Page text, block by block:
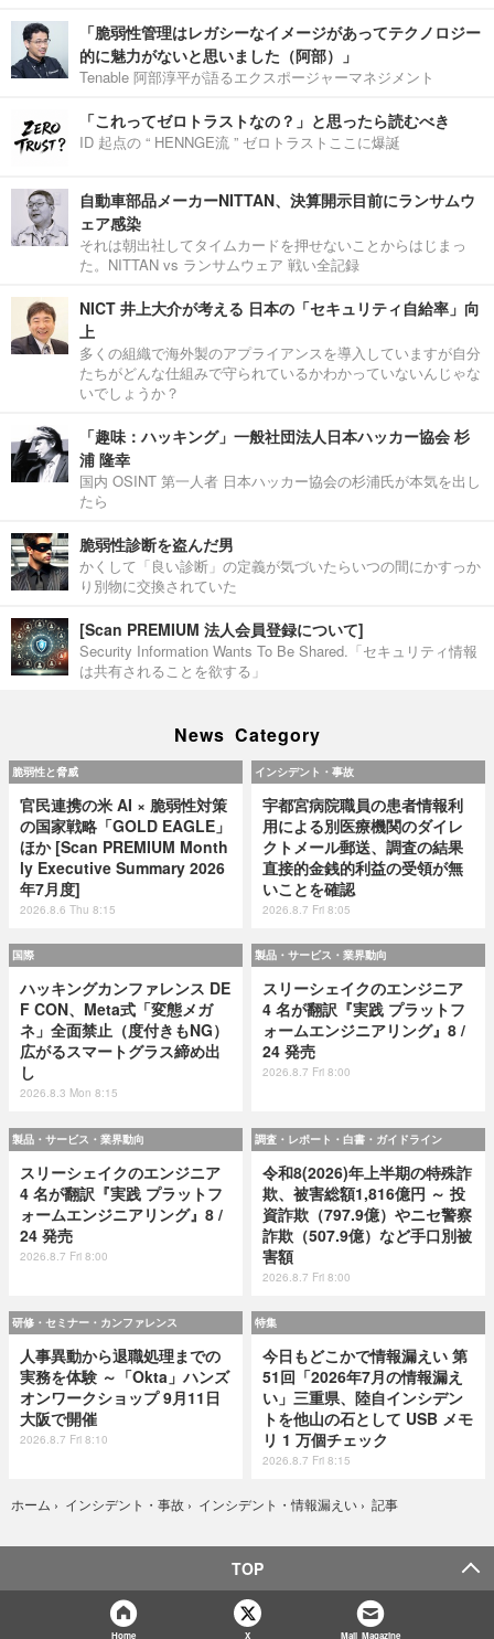
「脆弱性管理はレガシーなイメージがあってテクノロジー
的に魅力がないと思いました（阿部）」
Tenable 阿部淳平が語るエクスポージャーマネジメント
「これってゼロトラストなの？」と思ったら読むべき
ID 起点の “ HENNGE流 ” ゼロトラストここに爆誕
自動車部品メーカーNITTAN、決算開示目前にランサムウ
ェア感染
それは朝出社してタイムカードを押せないことからはじまっ
た。NITTAN vs ランサムウェア 戦い全記録
NICT 井上大介が考える 日本の「セキュリティ自給率」向
上
多くの組織で海外製のアプライアンスを導入していますが自分
たちがどんな仕組みで守られているかわかっていないんじゃな
いでしょうか？
「趣味：ハッキング」一般社団法人日本ハッカー協会 杉
浦 隆幸
国内 OSINT 第一人者 日本ハッカー協会の杉浦氏が本気を出し
たら
脆弱性診断を盗んだ男
かくして「良い診断」の定義が気づいたらいつの間にかすっか
り別物に交換されていた
[Scan PREMIUM 法人会員登録について]
Security Information Wants To Be Shared.「セキュリティ情報
は共有されることを欲する」
News Category
脆弱性と脅威
官民連携の米 AI × 脆弱性対策
の国家戦略「GOLD EAGLE」
ほか [Scan PREMIUM Month
ly Executive Summary 2026
年7月度]
2026.8.6 Thu 8:15
インシデント・事故
宇都宮病院職員の患者情報利
用による別医療機関のダイレ
クトメール郵送、調査の結果
直接的金銭的利益の受領が無
いことを確認
2026.8.7 Fri 8:05
国際
ハッキングカンファレンス DE
F CON、Meta式「変態メガ
ネ」全面禁止（度付きもNG）
広がるスマートグラス締め出
し
2026.8.3 Mon 8:15
製品・サービス・業界動向
スリーシェイクのエンジニア
4 名が翻訳『実践 プラットフ
ォームエンジニアリング』8 /
24 発売
2026.8.7 Fri 8:00
製品・サービス・業界動向
スリーシェイクのエンジニア
4 名が翻訳『実践 プラットフ
ォームエンジニアリング』8 /
24 発売
2026.8.7 Fri 8:00
調査・レポート・白書・ガイドライン
令和8(2026)年上半期の特殊詐
欺、被害総額1,816億円 ～ 投
資詐欺（797.9億）やニセ警察
詐欺（507.9億）など手口別被
害額
2026.8.7 Fri 8:00
研修・セミナー・カンファレンス
人事異動から退職処理までの
実務を体験 ～「Okta」ハンズ
オンワークショップ 9月11日
大阪で開催
2026.8.7 Fri 8:10
特集
今日もどこかで情報漏えい 第
51回「2026年7月の情報漏え
い」三重県、陸自インシデン
トを他山の石として USB メモ
リ 1 万個チェック
2026.8.7 Fri 8:15
ホーム › インシデント・事故 › インシデント・情報漏えい › 記事
TOP
Home X Mail Magazine